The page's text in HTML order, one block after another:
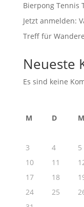
Bierpong Tennis
Jetzt anmelden:
Treff für
Neueste
Es sind keine
M D M
3
4 5
10
11
17
18
24
25